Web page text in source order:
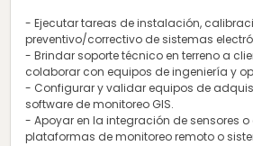
- Ejecutar tareas de instalación,
preventivo/correctivo de sistemas
- Brindar soporte técnico en terreno a
colaborar con equipos de ingeniería y
- Configurar y validar equipos de
software de monitoreo GIS.
- Apoyar en la integración de sensores o
plataformas de monitoreo remoto o